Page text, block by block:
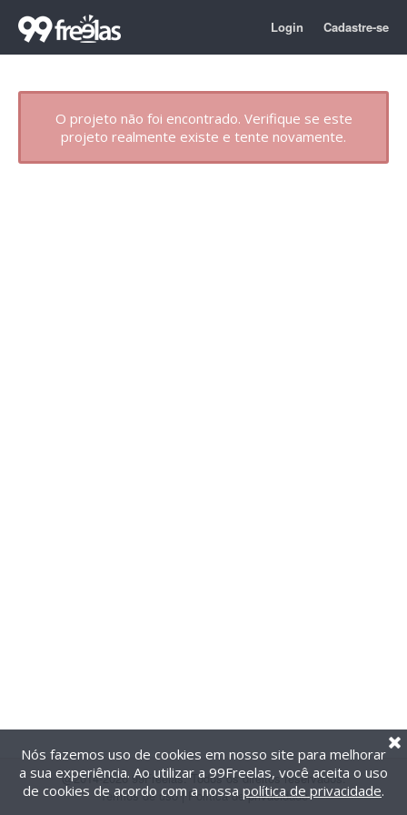
Login Cadastre-se
O projeto não foi encontrado. Verifique se este
projeto realmente existe e tente novamente.
@2014-2026 99Freelas. Todos os direitos reservados.
Termos de uso| Política de privacidade
Nós fazemos uso de cookies em nosso site para melhorar
a sua experiência. Ao utilizar a 99Freelas, você aceita o uso
de cookies de acordo com a nossa política de privacidade.